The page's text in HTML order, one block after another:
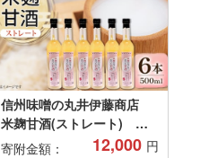
信州味噌の丸井伊藤商店
米麹甘酒(ストレート)
500ml×6本【1576478】
寄附金額： 12,000 円